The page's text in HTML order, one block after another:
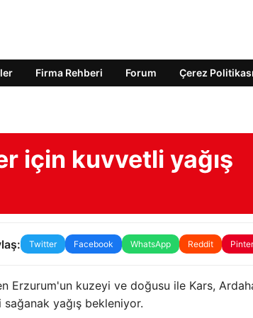
Firma Rehberi Forum Çerez Politikası
için kuvvetli yağış
Twitter Facebook WhatsApp Reddit
Erzurum'un kuzeyi ve doğusu ile Kars,
yağış bekleniyor.